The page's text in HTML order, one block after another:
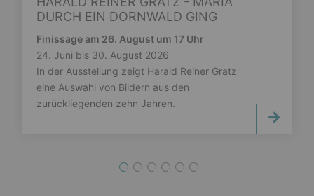
DURCH EIN DORNWALD GING
Finissage am 26. August um 17 Uhr
24. Juni bis 30. August 2026
In der Ausstellung zeigt Harald Reiner Gratz
eine Auswahl von Bildern aus den
zurückliegenden zehn Jahren.
1 2 3 4 5